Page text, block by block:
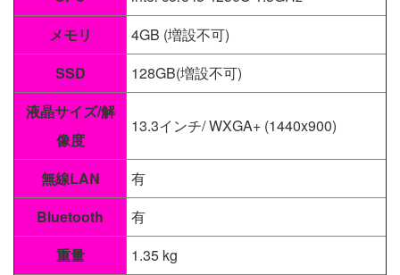
メモリ
4GB (増設不可)
SSD
128GB(増設不可)
液晶サイズ/解
像度
13.3インチ/ WXGA+ (1440x900)
無線LAN
有
Bluetooth
有
重量
1.35 kg